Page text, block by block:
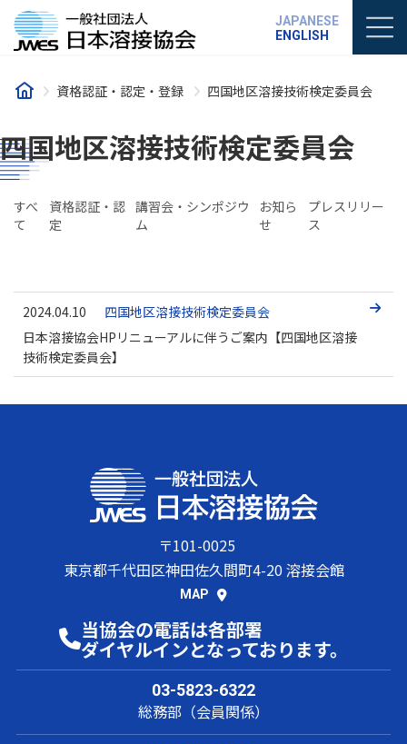
キ
ッ
プ
に
移
動
JAPANESE
ENGLISH
資格認証・認定・登録 四国地区溶接技術検定委員会
四国地区溶接技術検定委員会
すべ
て
資格認証・認
定
講習会・シンポジウ
ム
お知ら
せ
プレスリリー
ス
2024.04.10
四国地区溶接技術検定委員会
日本溶接協会HPリニューアルに伴うご案内【四国地区溶接
技術検定委員会】
〒101-0025
東京都千代田区神田佐久間町4-20 溶接会館
MAP
当協会の電話は各部署
ダイヤルインとなっております。
03-5823-6322
総務部（会員関係）